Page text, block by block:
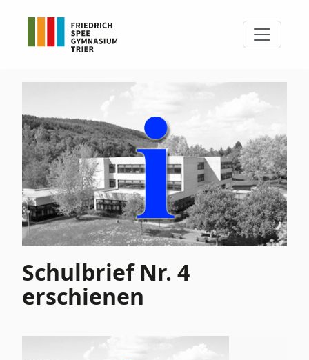
Schulbrief Nr. 4
erschienen